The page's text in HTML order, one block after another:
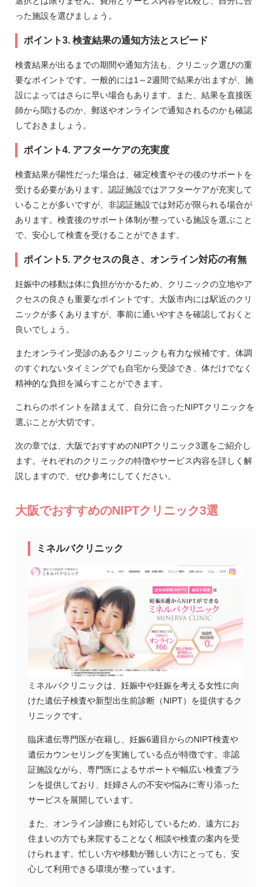
った施設を選びましょう。
ポイント3. 検査結果の通知方法とスピード
検査結果が出るまでの期間や通知方法も、クリニック選びの重
要なポイントです。一般的には1～2週間で結果が出ますが、施
設によってはさらに早い場合もあります。また、結果を直接医
師から聞けるのか、郵送やオンラインで通知されるのかも確認
しておきましょう。
ポイント4. アフターケアの充実度
検査結果が陽性だった場合は、確定検査やその後のサポートを
受ける必要があります。認証施設ではアフターケアが充実して
いることが多いですが、非認証施設では対応が限られる場合が
あります。検査後のサポート体制が整っている施設を選ぶこと
で、安心して検査を受けることができます。
ポイント5. アクセスの良さ、オンライン対応の有無
妊娠中の移動は体に負担がかかるため、クリニックの立地やア
クセスの良さも重要なポイントです。大阪市内には駅近のクリ
ニックが多くありますが、事前に通いやすさを確認しておくと
良いでしょう。
またオンライン受診のあるクリニックも有力な候補です。体調
のすぐれないタイミングでも自宅から受診でき、体だけでなく
精神的な負担を減らすことができます。
これらのポイントを踏まえて、自分に合ったNIPTクリニックを
選ぶことが大切です。
次の章では、大阪でおすすめのNIPTクリニック3選をご紹介し
ます。それぞれのクリニックの特徴やサービス内容を詳しく解
説しますので、ぜひ参考にしてください。
大阪でおすすめのNIPTクリニック3選
ミネルバクリニック
ミネルバクリニックは、妊娠中や妊娠を考える女性に向
けた遺伝子検査や新型出生前診断（NIPT）を提供するク
リニックです。
臨床遺伝専門医が在籍し、妊娠6週目からのNIPT検査や
遺伝カウンセリングを実施している点が特徴です。非認
証施設ながら、専門医によるサポートや幅広い検査プラ
ンを提供しており、妊婦さんの不安や悩みに寄り添った
サービスを展開しています。
また、オンライン診療にも対応しているため、遠方にお
住まいの方でも来院することなく相談や検査の案内を受
けられます。忙しい方や移動が難しい方にとっても、安
心して利用できる環境が整っています。